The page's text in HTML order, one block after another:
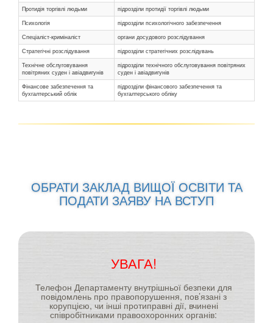
Протидія торгівлі людьми
підрозділи протидії торгівлі людьми
Психологія
підрозділи психологічного забезпечення
Спеціаліст-криміналіст
органи досудового розслідування
Стратегічні розслідування
підрозділи стратегічних розслідувань
Технічне обслуговування
повітряних суден і авіадвигунів
підрозділи технічного обслуговування повітряних
суден і авіадвигунів
Фінансове забезпечення та
бухгалтерський облік
підрозділи фінансового забезпечення та
бухгалтерського обліку
ОБРАТИ ЗАКЛАД ВИЩОЇ ОСВІТИ ТА
ПОДАТИ ЗАЯВУ НА ВСТУП
УВАГА!
Телефон Департаменту внутрішньої безпеки для
повідомлень про правопорушення, пов’язані з
корупцією, чи інші протиправні дії, вчинені
співробітниками правоохоронних органів: